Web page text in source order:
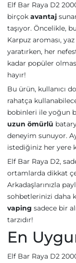
Elf Bar Raya D2
birçok avantaj
taşıyor. Öncelikle,
Karpuz aroması,
yaratırken, her
kadar popüler
hayır!
Bu ürün, kullanıcı
rahatça
bobinleri ile yoğun
uzun ömürlü
deneyim sunuyor.
istediğiniz her yere
Elf Bar Raya D2,
ortamlarda dikkat
Arkadaşlarınızla
sohbetlerinizi daha
vaping sadece bir
tarzıdır!
En
Elf Bar Raya D2